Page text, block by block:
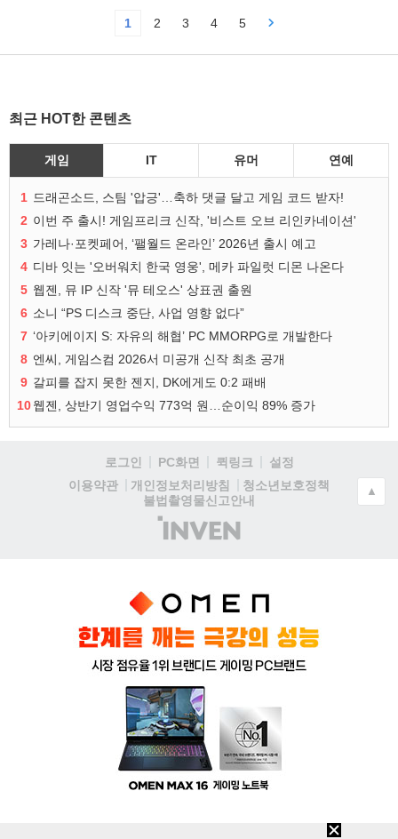
1 2 3 4 5
최근 HOT한 콘텐츠
게임 IT 유머 연예
1 드래곤소드, 스팀 '압긍'…축하 댓글 달고 게임 코드 받자!
2 이번 주 출시! 게임프리크 신작, '비스트 오브 리인카네이션'
3 가레나·포켓페어, ‘팰월드 온라인’ 2026년 출시 예고
4 디바 잇는 '오버워치 한국 영웅', 메카 파일럿 디몬 나온다
5 웹젠, 뮤 IP 신작 '뮤 테오스' 상표권 출원
6 소니 “PS 디스크 중단, 사업 영향 없다”
7 ‘아키에이지 S: 자유의 해협’ PC MMORPG로 개발한다
8 엔씨, 게임스컴 2026서 미공개 신작 최초 공개
9 갈피를 잡지 못한 젠지, DK에게도 0:2 패배
10웹젠, 상반기 영업수익 773억 원…순이익 89% 증가
로그인 PC화면 퀵링크
설정
이용약관
개인정보처리방침
청소년보호정책
불법촬영물신고안내
(주)
인
▲